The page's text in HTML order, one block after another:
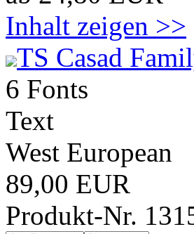
Inhalt zeigen >>
TS Casad
6 Fonts
Text
West European
89,00 EUR
Produkt-Nr.